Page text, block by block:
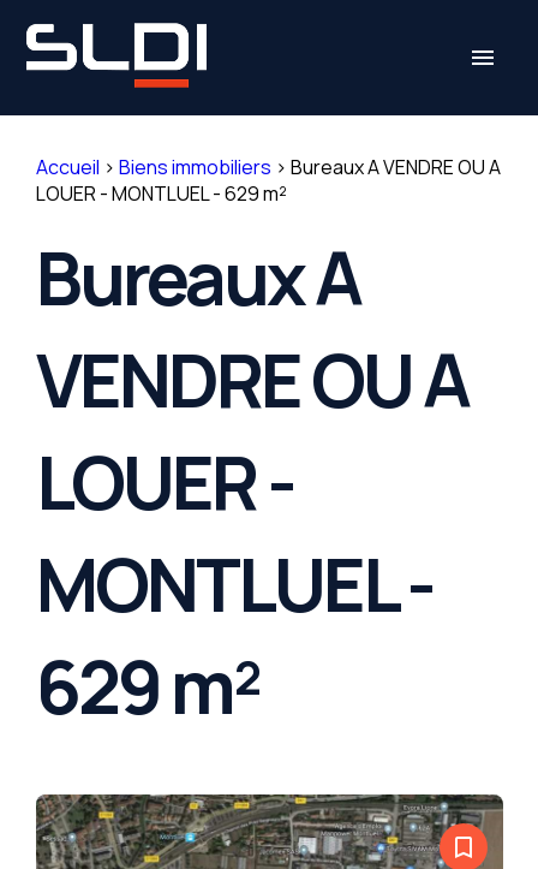
menu
Accueil > Biens immobiliers > Bureaux A VENDRE OU A
LOUER - MONTLUEL - 629 m²
Bureaux A
VENDRE OU A
LOUER -
MONTLUEL -
629 m²
bookmark_border